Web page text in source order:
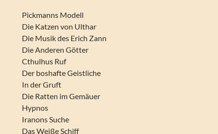
Pickmanns Modell
Die Katzen von Ulthar
Die Musik des Erich Zann
Die Anderen Götter
Cthulhus Ruf
Der boshafte Geistliche
In der Gruft
Die Ratten im Gemäuer
Hypnos
Iranons Suche
Das Weiße Schiff